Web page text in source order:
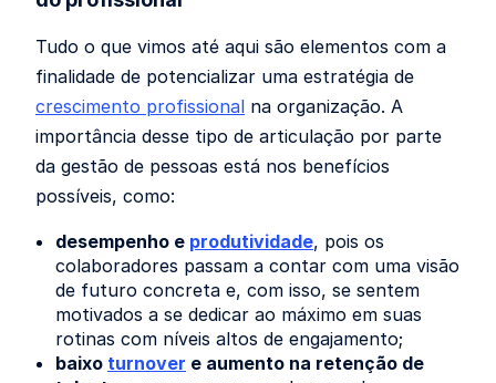
Tudo o que vimos até aqui são elementos com a
finalidade de potencializar uma estratégia de
crescimento profissional na organização. A
importância desse tipo de articulação por parte
da gestão de pessoas está nos benefícios
possíveis, como:
desempenho e produtividade, pois os
colaboradores passam a contar com uma visão
de futuro concreta e, com isso, se sentem
motivados a se dedicar ao máximo em suas
rotinas com níveis altos de engajamento;
baixo turnover e aumento na retenção de